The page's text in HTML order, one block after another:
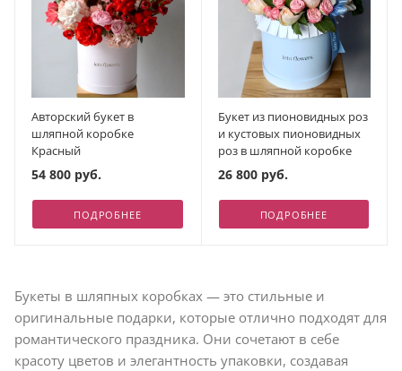
Авторский букет в
шляпной коробке
Красный
54 800 руб.
ПОДРОБНЕЕ
Букет из пионовидных роз
и кустовых пионовидных
роз в шляпной коробке
26 800 руб.
ПОДРОБНЕЕ
Букеты в шляпных коробках — это стильные и
оригинальные подарки, которые отлично подходят для
романтического праздника. Они сочетают в себе
красоту цветов и элегантность упаковки, создавая